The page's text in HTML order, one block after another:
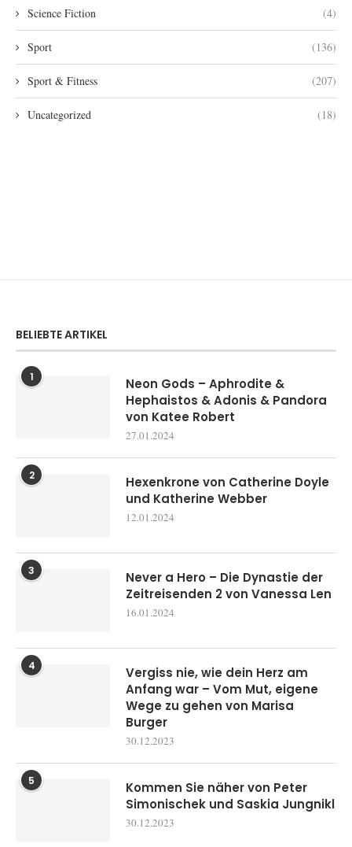
Science Fiction (4)
Sport (136)
Sport & Fitness (207)
Uncategorized (18)
BELIEBTE ARTIKEL
1
Neon Gods – Aphrodite &
Hephaistos & Adonis & Pandora
von Katee Robert
27.01.2024
2
Hexenkrone von Catherine Doyle
und Katherine Webber
12.01.2024
3
Never a Hero – Die Dynastie der
Zeitreisenden 2 von Vanessa Len
16.01.2024
4
Vergiss nie, wie dein Herz am
Anfang war – Vom Mut, eigene
Wege zu gehen von Marisa
Burger
30.12.2023
5
Kommen Sie näher von Peter
Simonischek und Saskia Jungnikl
30.12.2023